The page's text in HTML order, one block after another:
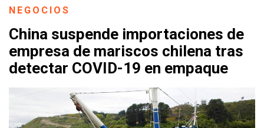
NEGOCIOS
China suspende importaciones de
empresa de mariscos chilena tras
detectar COVID-19 en empaque